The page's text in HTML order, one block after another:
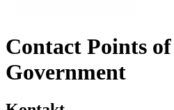
Contact Points
Government